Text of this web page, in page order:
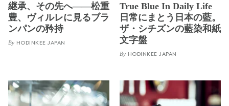
継承、その先へ——松重
豊、ヴィルレに見るブラ
ンパンの矜持
By HODINKEE JAPAN
True Blue In Daily Life
日常にまとう日本の藍。
ザ・シチズンの藍染和紙
文字盤
By HODINKEE JAPAN